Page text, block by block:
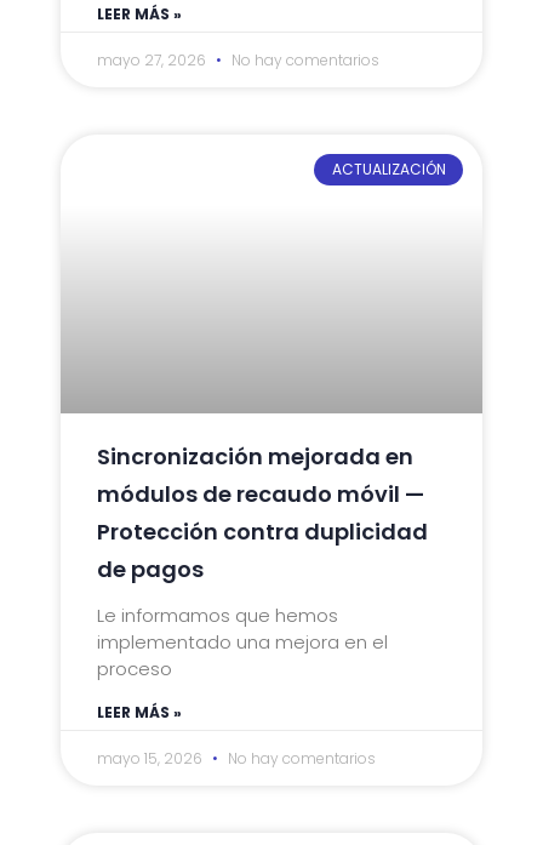
LEER MÁS »
mayo 27, 2026 No hay comentarios
ACTUALIZACIÓN
Sincronización mejorada en
módulos de recaudo móvil —
Protección contra duplicidad
de pagos
Le informamos que hemos
implementado una mejora en el
proceso
LEER MÁS »
mayo 15, 2026 No hay comentarios